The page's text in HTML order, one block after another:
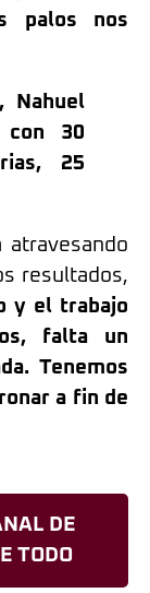
palos nos
Nahuel
con 30
25
resultados,
y el trabajo
falta un
Tenemos
a fin de
DE
TODO